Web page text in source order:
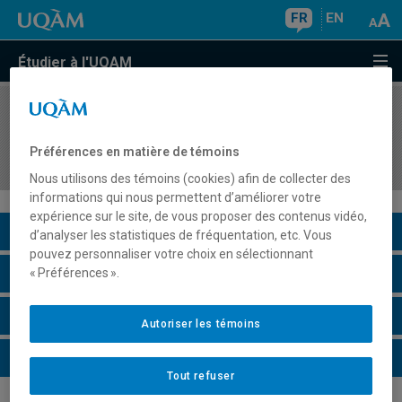
FR EN
Étudier à l'UQAM
COURS//
administration
Description du cours
Horaire - Été 2026
Horaire - Automne 2026
Horaire - Hiver 2027
Préférences en matière de témoins
Nous utilisons des témoins (cookies) afin de collecter des
informations qui nous permettent d’améliorer votre
expérience sur le site, de vous proposer des contenus vidéo,
d’analyser les statistiques de fréquentation, etc. Vous
pouvez personnaliser votre choix en sélectionnant
« Préférences ».
Tout refuser
Autoriser les témoins